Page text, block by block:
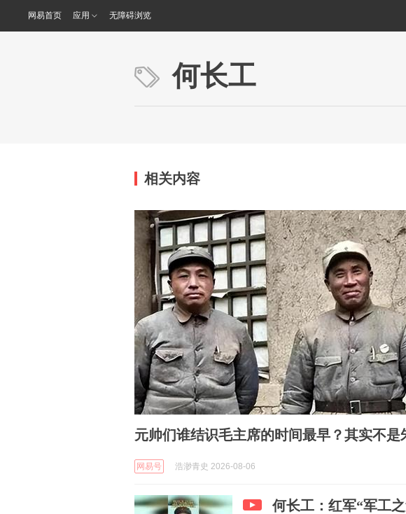
网易首页 应用 无障碍浏览
何长工
相关内容
元帅们谁结识毛主席的时间最早？其实不
网易号 浩渺青史 2026-08-06
何长工：红军“军工